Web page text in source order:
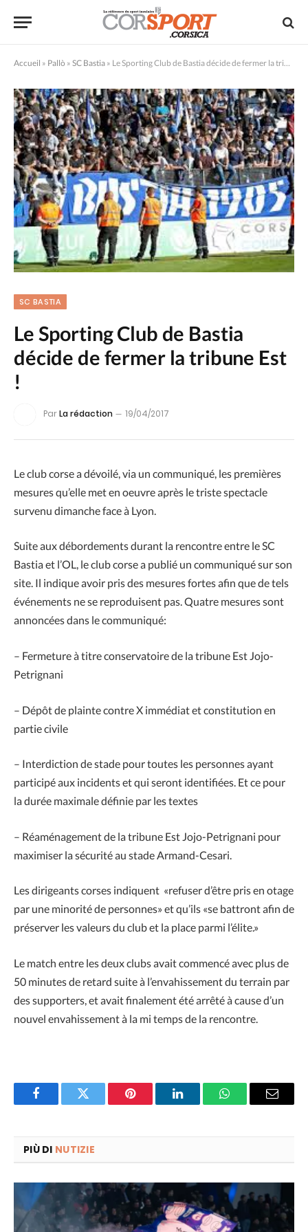
Accueil » Pallò » SC Bastia » Le Sporting Club de Bastia décide de fermer la tribune Est !
SC BASTIA
Le Sporting Club de Bastia
décide de fermer la tribune Est
!
ParLa rédaction 19/04/2017
Le club corse a dévoilé, via un communiqué, les premières
mesures qu’elle met en oeuvre après le triste spectacle
survenu dimanche face à Lyon.
Suite aux débordements durant la rencontre entre le SC
Bastia et l’OL, le club corse a publié un communiqué sur son
site. Il indique avoir pris des mesures fortes afin que de tels
événements ne se reproduisent pas. Quatre mesures sont
annoncées dans le communiqué:
– Fermeture à titre conservatoire de la tribune Est Jojo-
Petrignani
– Dépôt de plainte contre X immédiat et constitution en
partie civile
– Interdiction de stade pour toutes les personnes ayant
participé aux incidents et qui seront identifiées. Et ce pour
la durée maximale définie par les textes
– Réaménagement de la tribune Est Jojo-Petrignani pour
maximiser la sécurité au stade Armand-Cesari.
Les dirigeants corses indiquent «refuser d’être pris en otage
par une minorité de personnes» et qu’ils «se battront afin de
préserver les valeurs du club et la place parmi l’élite.»
Le match entre les deux clubs avait commencé avec plus de
50 minutes de retard suite à l’envahissement du terrain par
des supporters, et avait finalement été arrêté à cause d’un
nouvel envahissement à la mi temps de la rencontre.
FacebookTwitter Pinterest LinkedInWhatsAppEmail
PIÙ DI NUTIZIE